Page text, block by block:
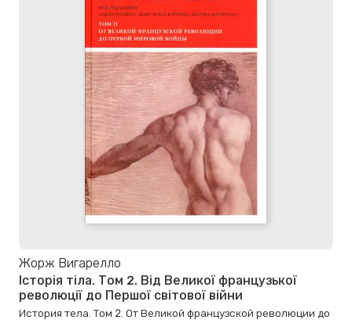
Жорж Вигарелло
Історія тіла. Том 2. Від Великої французької
революції до Першої світової війни
История тела. Том 2. От Великой французской революции до